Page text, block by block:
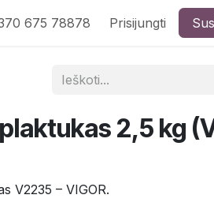
675 78878 Prisijungti
2,5 kg
V2235 – VIGOR.